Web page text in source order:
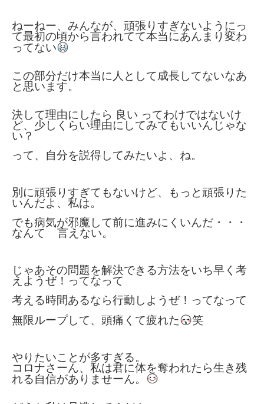
ねーねー、みんなが、頑張りすぎないようにっ
て最初の頃から言われてて本当にあんまり変わ
ってない
この部分だけ本当に人として成長してないなあ
と思います。
決して理由にしたら 良い ってわけではないけ
ど、少しくらい理由にしてみてもいいんじゃな
い？
って、自分を説得してみたいよ、ね。
別に頑張りすぎてもないけど、もっと頑張りた
いんだよ、私は。
でも病気が邪魔して前に進みにくいんだ・・・
なんて 言えない。
じゃあその問題を解決できる方法をいち早く考
えようぜ！ってなって
考える時間あるなら行動しようぜ！ってなって
無限ループして、頭痛くて疲れた
笑
やりたいことが多すぎる。
コロナさーん、私は君に体を奪われたら生き残
れる自信がありませーん。